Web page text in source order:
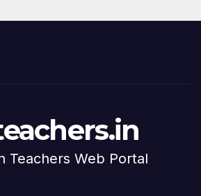
Teachers Web Portal